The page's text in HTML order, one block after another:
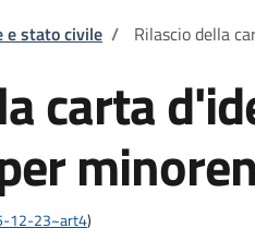
e stato civile / Rilascio della
carta
12-23~art4)